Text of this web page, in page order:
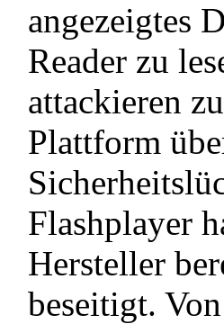
angezeigtes
Reader zu
attackieren
Plattform
Flashplayer
Hersteller
beseitigt.